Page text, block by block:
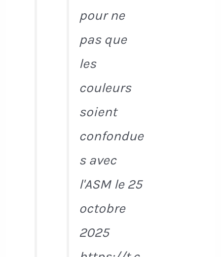
pour ne
pas que
les
couleurs
soient
confondue
s avec
l'ASM le 25
octobre
2025